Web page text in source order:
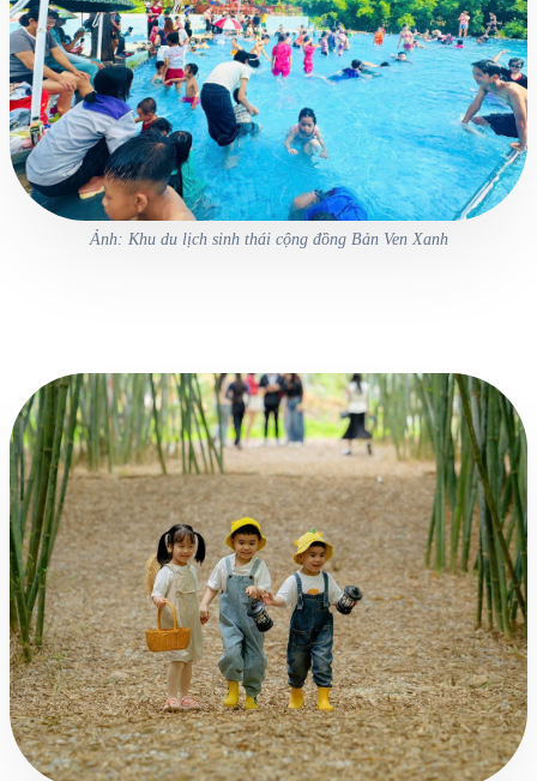
Ảnh: Khu du lịch sinh thái cộng đồng Bản Ven Xanh